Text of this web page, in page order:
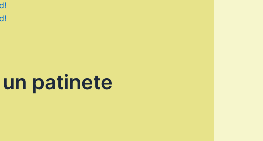
patinete